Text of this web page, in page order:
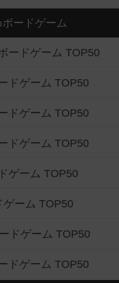
ードゲーム
ードゲーム TOP50
ドゲーム TOP50
ドゲーム TOP50
ドゲーム TOP50
ゲーム TOP50
ゲーム TOP50
ドゲーム TOP50
ドゲーム TOP50